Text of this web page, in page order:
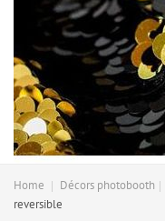
Home Décors photobooth
reversible